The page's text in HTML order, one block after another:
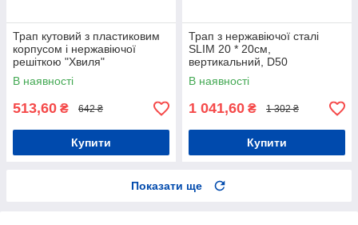
Трап кутовий з пластиковим
корпусом і нержавіючої
решіткою "Хвиля"
В наявності
513,60 ₴ 642 ₴
Купити
Трап з нержавіючої сталі
SLIM 20 * 20см,
вертикальний, D50
В наявності
1 041,60 ₴ 1 302 ₴
Купити
Показати ще